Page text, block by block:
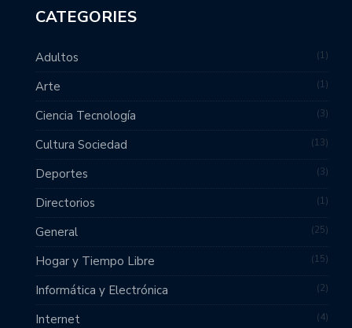
CATEGORIES
Adultos 1
Arte 1
Ciencia Tecnología 3
Cultura Sociedad 13
Deportes 3
Directorios 1
General 25
Hogar y Tiempo Libre 15
Informática y Electrónica 2
Internet 4